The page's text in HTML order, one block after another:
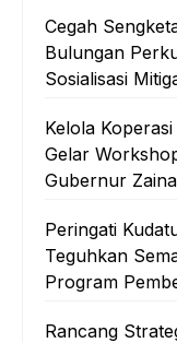
Cegah
Bulungan
Sosialisasi
Kelola
Gelar
Gubernur
Peringati
Teguhkan
Program
Rancang